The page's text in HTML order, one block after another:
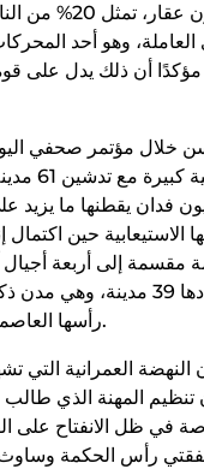
وهو أحد
أن ذلك يدل على
خلال مؤتمر صحفي
نهضة
مقسمة إلى أربعة
الرابع البالغ عددها 39
رأسها العاصمة الإدارية الجديدة.
العمرانية التي
المهنة الذي
خاصة في ظل الانفتاح على
رأس الحكمة